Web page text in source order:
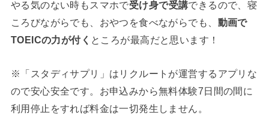
やる気のない時もスマホで受け身で受講できるので、寝
ころびながらでも、おやつを食べながらでも、 動画で
TOEICの力が付く ところが最高だと思います！
※「スタディサプリ」はリクルートが運営するアプリな
ので安心安全です。お申込みから無料体験7日間の間に
利用停止をすれば料金は一切発生しません。